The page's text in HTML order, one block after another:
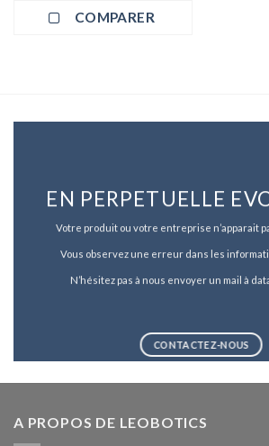
COMPARER
EN PERPETUELLE
Votre produit ou votre entreprise n’apparait
Vous observez une erreur dans les
N’hésitez pas à nous envoyer un mail à
CONTACTEZ-NOUS
A PROPOS DE LEOBOTICS